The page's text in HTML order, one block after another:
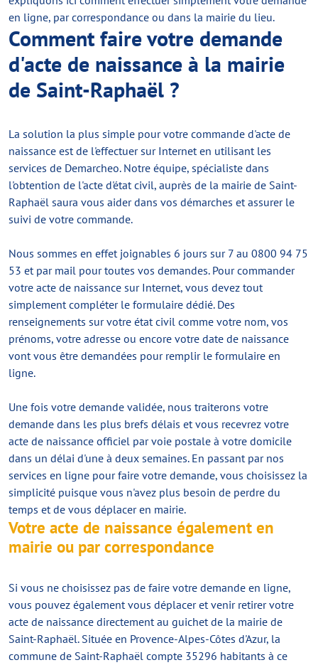
en ligne, par correspondance ou dans la mairie du lieu.
Comment faire votre demande
d'acte de naissance à la mairie
de Saint-Raphaël ?
La solution la plus simple pour votre commande d'acte de
naissance est de l'effectuer sur Internet en utilisant les
services de Demarcheo. Notre équipe, spécialiste dans
l'obtention de l'acte d'état civil, auprès de la mairie de Saint-
Raphaël saura vous aider dans vos démarches et assurer le
suivi de votre commande.
Nous sommes en effet joignables 6 jours sur 7 au 0800 94 75
53 et par mail pour toutes vos demandes. Pour commander
votre acte de naissance sur Internet, vous devez tout
simplement compléter le formulaire dédié. Des
renseignements sur votre état civil comme votre nom, vos
prénoms, votre adresse ou encore votre date de naissance
vont vous être demandées pour remplir le formulaire en
ligne.
Une fois votre demande validée, nous traiterons votre
demande dans les plus brefs délais et vous recevrez votre
acte de naissance officiel par voie postale à votre domicile
dans un délai d'une à deux semaines. En passant par nos
services en ligne pour faire votre demande, vous choisissez la
simplicité puisque vous n'avez plus besoin de perdre du
temps et de vous déplacer en mairie.
Votre acte de naissance également en
mairie ou par correspondance
Si vous ne choisissez pas de faire votre demande en ligne,
vous pouvez également vous déplacer et venir retirer votre
acte de naissance directement au guichet de la mairie de
Saint-Raphaël. Située en Provence-Alpes-Côtes d'Azur, la
commune de Saint-Raphaël compte 35296 habitants à ce